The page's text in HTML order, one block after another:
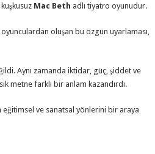
Mac Beth adlı tiyatro oyunudur.
oyunculardan oluşan bu özgün uyarlaması,
Aynı zamanda iktidar, güç, şiddet ve
metne farklı bir anlam kazandırdı.
eğitimsel ve sanatsal yönlerini bir araya